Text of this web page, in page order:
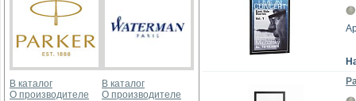
В каталог
О производителе
В каталог
О производителе